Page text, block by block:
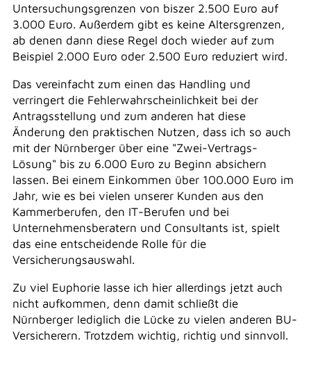
Untersuchungsgrenzen von biszer 2.500 Euro auf
3.000 Euro. Außerdem gibt es keine Altersgrenzen,
ab denen dann diese Regel doch wieder auf zum
Beispiel 2.000 Euro oder 2.500 Euro reduziert wird.
Das vereinfacht zum einen das Handling und
verringert die Fehlerwahrscheinlichkeit bei der
Antragsstellung und zum anderen hat diese
Änderung den praktischen Nutzen, dass ich so auch
mit der Nürnberger über eine "Zwei-Vertrags-
Lösung" bis zu 6.000 Euro zu Beginn absichern
lassen. Bei einem Einkommen über 100.000 Euro im
Jahr, wie es bei vielen unserer Kunden aus den
Kammerberufen, den IT-Berufen und bei
Unternehmensberatern und Consultants ist, spielt
das eine entscheidende Rolle für die
Versicherungsauswahl.
Zu viel Euphorie lasse ich hier allerdings jetzt auch
nicht aufkommen, denn damit schließt die
Nürnberger lediglich die Lücke zu vielen anderen BU-
Versicherern. Trotzdem wichtig, richtig und sinnvoll.